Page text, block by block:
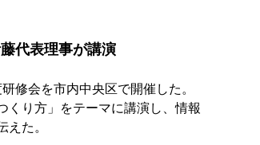
代表理事が講演
修会を市内中央区で開催した。
くり方」をテーマに講演し、情報
た。